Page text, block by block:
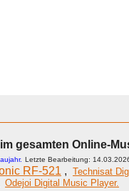
gesamten Online-
Letzte Bearbeitung:
RF-521 , Technisat
Odejoi Digital Music Player.